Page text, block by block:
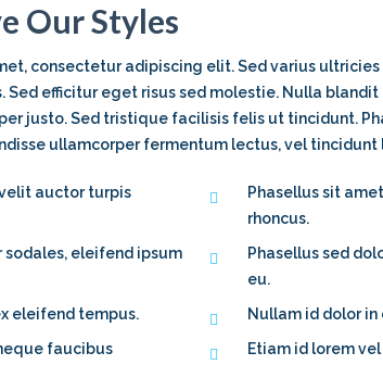
Our Styles
consectetur adipiscing elit. Sed varius ultricies
Sed efficitur eget risus sed molestie. Nulla
justo. Sed tristique facilisis felis ut tincidunt.
ullamcorper fermentum lectus, vel
auctor turpis
sodales, eleifend ipsum
eleifend tempus.
faucibus
Phasellus sit
rhoncus.
Phasellus sed
eu.
Nullam id dolor
Etiam id lorem